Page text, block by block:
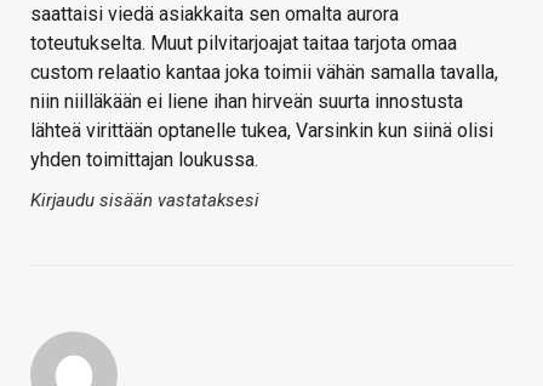
saattaisi viedä asiakkaita sen omalta aurora
toteutukselta. Muut pilvitarjoajat taitaa tarjota omaa
custom relaatio kantaa joka toimii vähän samalla tavalla,
niin niilläkään ei liene ihan hirveän suurta innostusta
lähteä virittään optanelle tukea, Varsinkin kun siinä olisi
yhden toimittajan loukussa.
Kirjaudu sisään vastataksesi